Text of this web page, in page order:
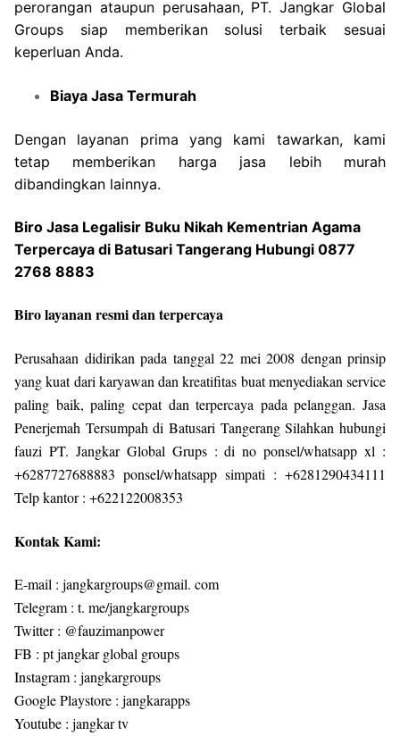
perorangan ataupun perusahaan, PT. Jangkar Global
Groups siap memberikan solusi terbaik sesuai
keperluan Anda.
Biaya Jasa Termurah
Dengan layanan prima yang kami tawarkan, kami
tetap memberikan harga jasa lebih murah
dibandingkan lainnya.
Biro Jasa Legalisir Buku Nikah Kementrian Agama
Terpercaya di Batusari Tangerang Hubungi 0877
2768 8883
Biro layanan resmi dan terpercaya
Perusahaan didirikan pada tanggal 22 mei 2008 dengan prinsip
yang kuat dari karyawan dan kreatifitas buat menyediakan service
paling baik, paling cepat dan terpercaya pada pelanggan. Jasa
Penerjemah Tersumpah di Batusari Tangerang Silahkan hubungi
fauzi PT. Jangkar Global Grups : di no ponsel/whatsapp xl :
+6287727688883 ponsel/whatsapp simpati : +6281290434111
Telp kantor : +622122008353
Kontak Kami:
E-mail : jangkargroups@gmail. com
Telegram : t. me/jangkargroups
Twitter : @fauzimanpower
FB : pt jangkar global groups
Instagram : jangkargroups
Google Playstore : jangkarapps
Youtube : jangkar tv